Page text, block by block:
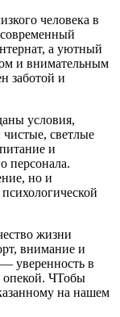
человека в
а уютный
и внимательным
заботой и
условия,
светлые
и
персонала.
но и
жизни
внимание и
уверенность в
опекой. ЧТобы
на нашем